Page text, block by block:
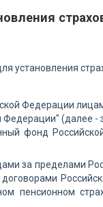
установления
Федерации
(далее -
фонд
за пределами
пенсионном